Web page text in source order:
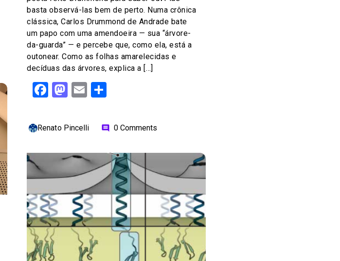
basta observá-las bem de perto. Numa crônica
clássica, Carlos Drummond de Andrade bate
um papo com uma amendoeira — sua “árvore-
da-guarda” — e percebe que, como ela, está a
outonear. Como as folhas amarelecidas e
decíduas das árvores, explica a […]
Facebook
Mastodon
Email
Renato Pincelli comment 0 Comments